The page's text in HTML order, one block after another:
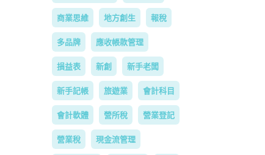
商業思維 地方創生 報稅
多品牌 應收帳款管理
損益表 新創 新手老闆
新手記帳 旅遊業 會計科目
會計軟體 營所稅 營業登記
營業稅 現金流管理